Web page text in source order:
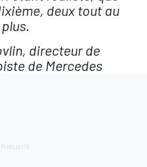
deux tout au
plus.
directeur de
de Mercedes